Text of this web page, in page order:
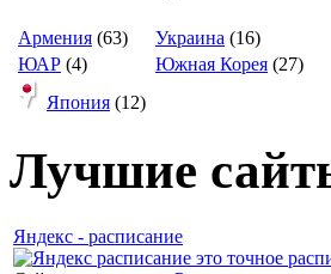
Армения (63) Украина (16)
ЮАР (4) Южная Корея (27)
Япония (12)
Лучшие
Яндекс - расписание